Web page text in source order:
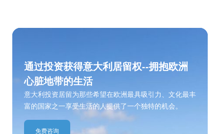
通过投资获得意大利居留权--拥抱欧洲
心脏地带的生活
意大利投资居留为那些希望在欧洲最具吸引力、文化最丰
富的国家之一享受生活的人提供了一个独特的机会。
免费咨询